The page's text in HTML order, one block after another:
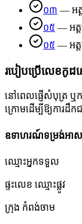
០៣ — អ
០៥ — អត្
០៥ — អត្
របៀបប្រើលេខកូដន
នៅពេលផ្ញើសំបុត្រ
ក្រោមដើម្បីឱ្យការដឹ
ឧទាហរណ៍ទម្រង់អាស
ឈ្មោះអ្នកទទួល
ផ្ទះលេខ ឈ្មោះផ្លូវ
ក្រុង កំពង់ចាម